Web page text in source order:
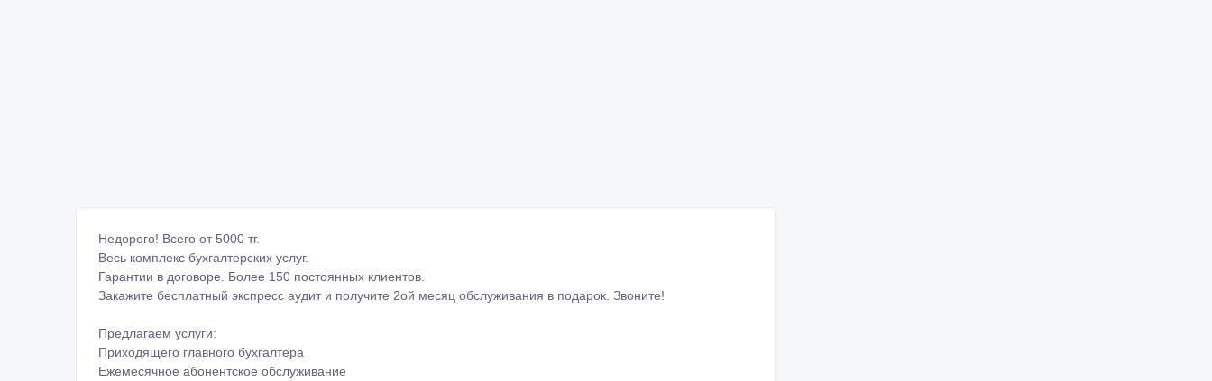
Недорого! Всего от 5000 тг.
Весь комплекс бухгалтерских услуг.
Гарантии в договоре. Более 150 постоянных клиентов.
Закажите бесплатный экспресс аудит и получите 2ой месяц обслуживания в подарок. Звоните!
Предлагаем услуги:
Приходящего главного бухгалтера
Ежемесячное абонентское обслуживание